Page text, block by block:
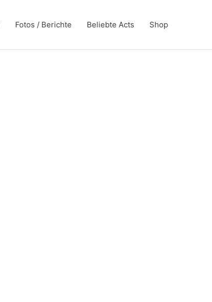
Fotos / Berichte Beliebte Acts Shop